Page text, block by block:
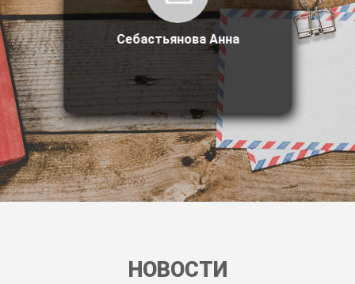
Себастьянова Анна
НОВОСТИ